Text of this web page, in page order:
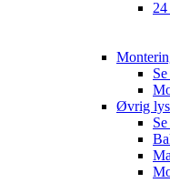
Øvrig lys